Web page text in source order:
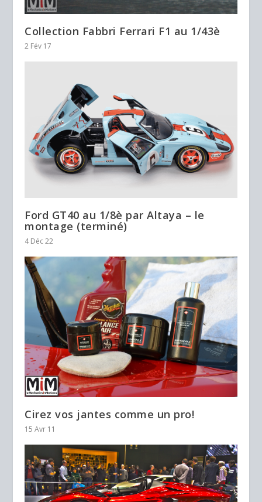
Collection Fabbri Ferrari F1 au 1/43è
2 Fév 17
Ford GT40 au 1/8è par Altaya – le
montage (terminé)
4 Déc 22
Cirez vos jantes comme un pro!
15 Avr 11